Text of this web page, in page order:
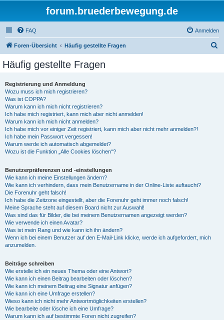
forum.bruederbewegung.de
FAQ Anmelden
Foren-Übersicht Häufig gestellte Fragen
Häufig gestellte Fragen
Registrierung und Anmeldung
Wozu muss ich mich registrieren?
Was ist COPPA?
Warum kann ich mich nicht registrieren?
Ich habe mich registriert, kann mich aber nicht anmelden!
Warum kann ich mich nicht anmelden?
Ich habe mich vor einiger Zeit registriert, kann mich aber nicht mehr anmelden?!
Ich habe mein Passwort vergessen!
Warum werde ich automatisch abgemeldet?
Wozu ist die Funktion „Alle Cookies löschen“?
Benutzerpräferenzen und -einstellungen
Wie kann ich meine Einstellungen ändern?
Wie kann ich verhindern, dass mein Benutzername in der Online-Liste auftaucht?
Die Forenuhr geht falsch!
Ich habe die Zeitzone eingestellt, aber die Forenuhr geht immer noch falsch!
Meine Sprache steht auf diesem Board nicht zur Auswahl!
Was sind das für Bilder, die bei meinem Benutzernamen angezeigt werden?
Wie verwende ich einen Avatar?
Was ist mein Rang und wie kann ich ihn ändern?
Wenn ich bei einem Benutzer auf den E-Mail-Link klicke, werde ich aufgefordert, mich
anzumelden.
Beiträge schreiben
Wie erstelle ich ein neues Thema oder eine Antwort?
Wie kann ich einen Beitrag bearbeiten oder löschen?
Wie kann ich meinem Beitrag eine Signatur anfügen?
Wie kann ich eine Umfrage erstellen?
Wieso kann ich nicht mehr Antwortmöglichkeiten erstellen?
Wie bearbeite oder lösche ich eine Umfrage?
Warum kann ich auf bestimmte Foren nicht zugreifen?